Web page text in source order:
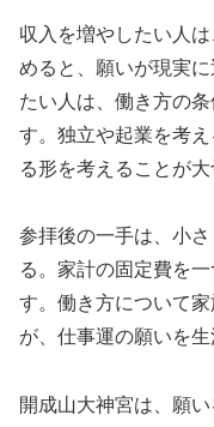
収入を増やしたい人
めると、願いが現実
たい人は、働き方の
す。独立や起業を考
る形を考えることが大
参拝後の一手は、小
る。家計の固定費を
す。働き方について
が、仕事運の願いを生
開成山大神宮は、願